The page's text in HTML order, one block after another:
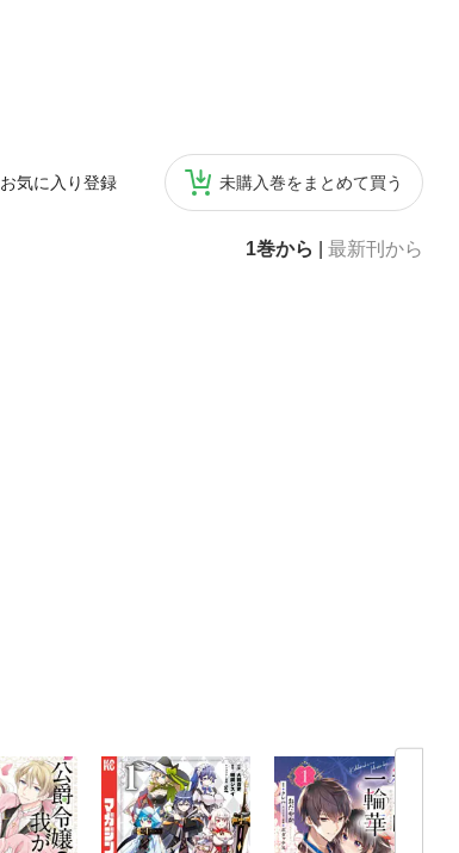
お気に入り登録 未購入巻をまとめて買う
1巻から 最新刊から